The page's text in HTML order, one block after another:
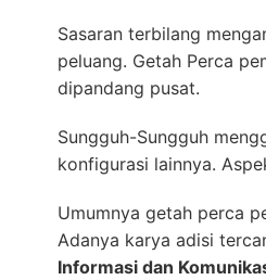
Sasaran terbilang
peluang. Getah Perca
dipandang pusat.
Sungguh-Sungguh
konfigurasi lainnya.
Umumnya getah perca
Adanya karya adisi
Informasi dan